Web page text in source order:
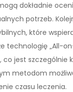
dokładnie
potrzeb.
które
technologię „All-
jest szczególnie
metodom
czasu leczenia.